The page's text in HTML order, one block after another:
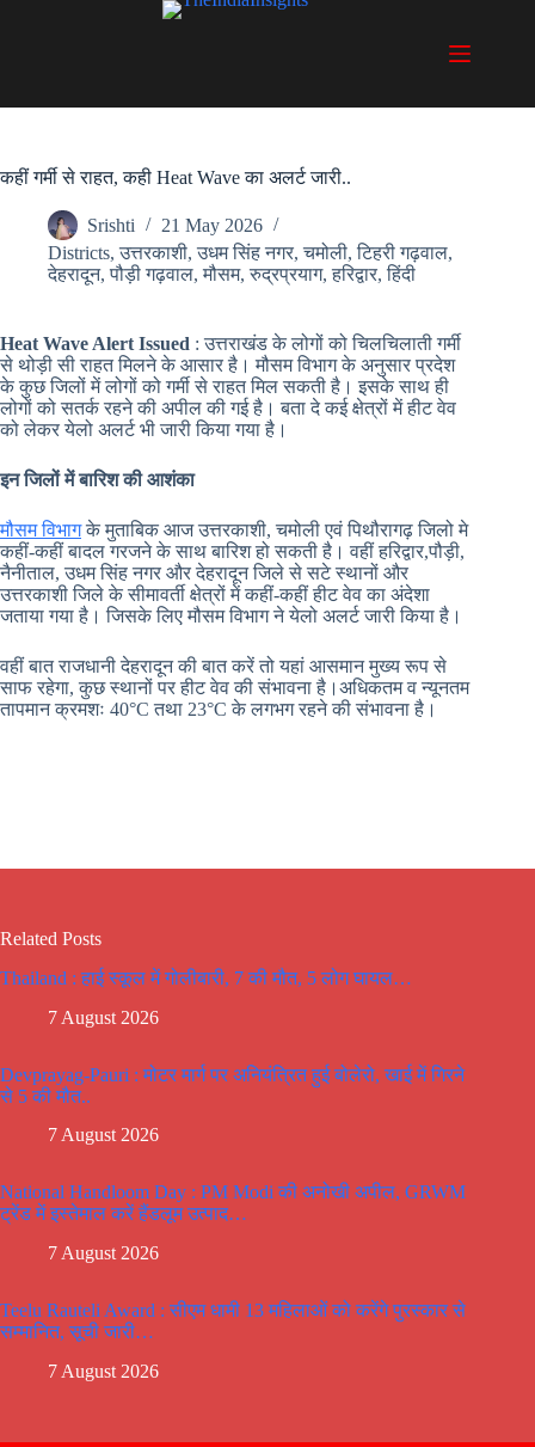
कहीं गर्मी से राहत, कही Heat Wave का अलर्ट जारी..
Srishti
21 May 2026
Districts,उत्तरकाशी,उधम सिंह नगर,चमोली,टिहरी गढ़वाल,
देहरादून,पौड़ी गढ़वाल,मौसम,रुद्रप्रयाग,हरिद्वार,हिंदी
Heat Wave Alert Issued : उत्तराखंड के लोगों को चिलचिलाती गर्मी
से थोड़ी सी राहत मिलने के आसार है। मौसम विभाग के अनुसार प्रदेश
के कुछ जिलों में लोगों को गर्मी से राहत मिल सकती है। इसके साथ ही
लोगों को सतर्क रहने की अपील की गई है। बता दे कई क्षेत्रों में हीट वेव
को लेकर येलो अलर्ट भी जारी किया गया है।
इन जिलों में बारिश की आशंका
मौसम विभागके मुताबिक आज उत्तरकाशी, चमोली एवं पिथौरागढ़ जिलो मे
कहीं-कहीं बादल गरजने के साथ बारिश हो सकती है। वहीं हरिद्वार,पौड़ी,
नैनीताल, उधम सिंह नगर और देहरादून जिले से सटे स्थानों और
उत्तरकाशी जिले के सीमावर्ती क्षेत्रों में कहीं-कहीं हीट वेव का अंदेशा
जताया गया है। जिसके लिए मौसम विभाग ने येलो अलर्ट जारी किया है।
वहीं बात राजधानी देहरादून की बात करें तो यहां आसमान मुख्य रूप से
साफ रहेगा, कुछ स्थानों पर हीट वेव की संभावना है।अधिकतम व न्यूनतम
तापमान क्रमशः 40°C तथा 23°C के लगभग रहने की संभावना है।
Related Posts
Thailand : हाई स्कूल में गोलीबारी, 7 की मौत, 5 लोग घायल…
7 August 2026
Devprayag-Pauri : मोटर मार्ग पर अनियंत्रित हुई बोलेरो, खाई में गिरने
से 5 की मौत..
7 August 2026
National Handloom Day : PM Modi की अनोखी अपील, GRWM
ट्रेंड में इस्तेमाल करें हैंडलूम उत्पाद…
7 August 2026
Teelu Rauteli Award : सीएम धामी 13 महिलाओं को करेंगे पुरस्कार से
सम्मानित, सूची जारी…
7 August 2026